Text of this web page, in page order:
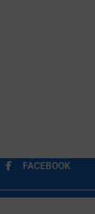
FACEBOOK